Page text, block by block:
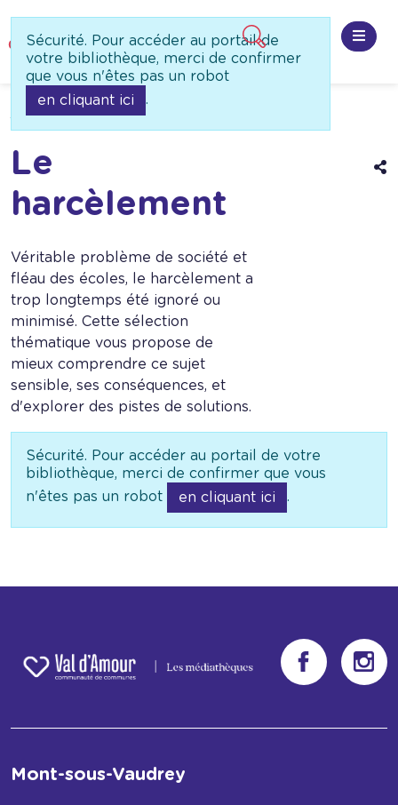
Sécurité. Pour accéder au portail de
votre bibliothèque, merci de confirmer
que vous n'êtes pas un robot
en cliquant ici
.
Accueil Besoin d'idée
Le
harcèlement
Véritable problème de société et
fléau des écoles, le harcèlement a
trop longtemps été ignoré ou
minimisé. Cette sélection
thématique vous propose de
mieux comprendre ce sujet
sensible, ses conséquences, et
d'explorer des pistes de solutions.
Sécurité. Pour accéder au portail de votre
bibliothèque, merci de confirmer que vous
n'êtes pas un robot
en cliquant ici .
Mont-sous-Vaudrey